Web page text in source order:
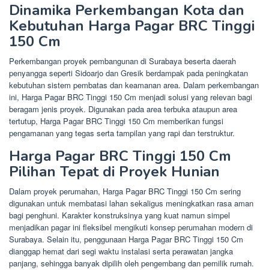
Dinamika Perkembangan Kota dan
Kebutuhan Harga Pagar BRC Tinggi
150 Cm
Perkembangan proyek pembangunan di Surabaya beserta daerah
penyangga seperti Sidoarjo dan Gresik berdampak pada peningkatan
kebutuhan sistem pembatas dan keamanan area. Dalam perkembangan
ini, Harga Pagar BRC Tinggi 150 Cm menjadi solusi yang relevan bagi
beragam jenis proyek. Digunakan pada area terbuka ataupun area
tertutup, Harga Pagar BRC Tinggi 150 Cm memberikan fungsi
pengamanan yang tegas serta tampilan yang rapi dan terstruktur.
Harga Pagar BRC Tinggi 150 Cm
Pilihan Tepat di Proyek Hunian
Dalam proyek perumahan, Harga Pagar BRC Tinggi 150 Cm sering
digunakan untuk membatasi lahan sekaligus meningkatkan rasa aman
bagi penghuni. Karakter konstruksinya yang kuat namun simpel
menjadikan pagar ini fleksibel mengikuti konsep perumahan modern di
Surabaya. Selain itu, penggunaan Harga Pagar BRC Tinggi 150 Cm
dianggap hemat dari segi waktu instalasi serta perawatan jangka
panjang, sehingga banyak dipilih oleh pengembang dan pemilik rumah.